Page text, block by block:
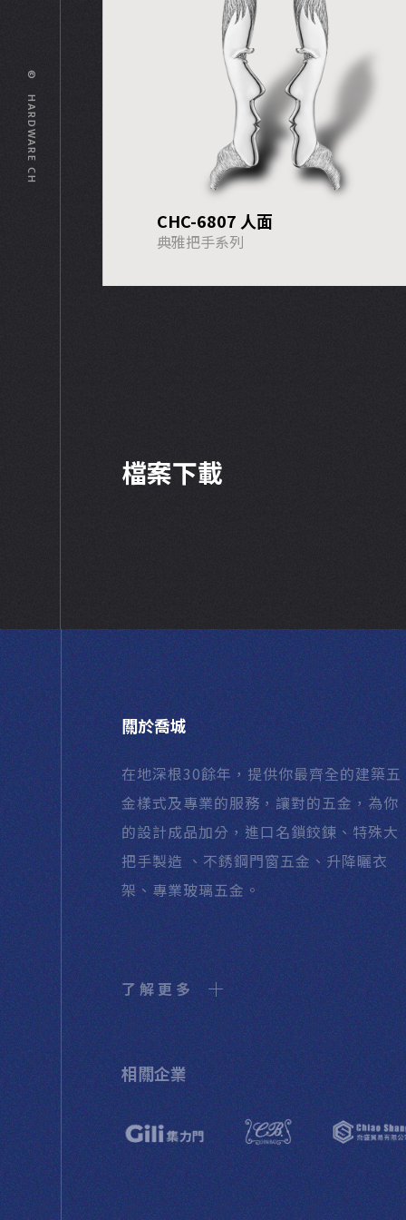
© HARDWARE CH
CHC-6807 人面
典雅把手系列
檔案下載
關於喬城
在地深根30餘年，提供你最齊全的建築五
金樣式及專業的服務，讓對的五金，為你
的設計成品加分，進口名鎖鉸鍊、特殊大
把手製造 、不銹鋼門窗五金、升降曬衣
架、專業玻璃五金。
了解更多
相關企業